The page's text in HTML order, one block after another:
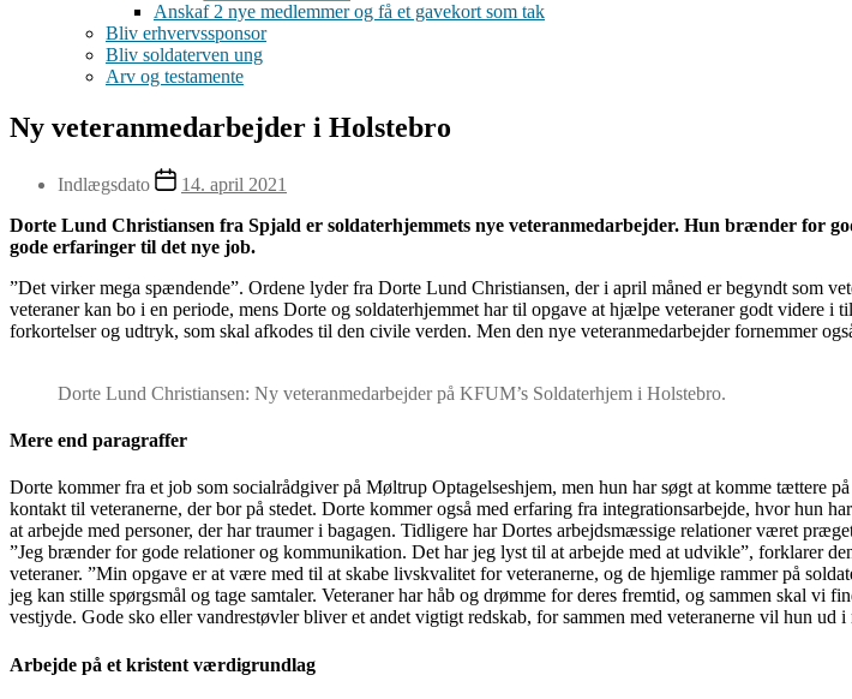
Anskaf 2 nye medlemmer og få et gavekort som tak
Bliv erhvervssponsor
Bliv soldaterven ung
Arv og testamente
Ny veteranmedarbejder i Holstebro
Indlægsdato
14. april 2021
Dorte Lund Christiansen fra Spjald er soldaterhjemmets nye veteranmedarbejder. Hun brænder for
gode erfaringer til det nye job.
”Det virker mega spændende”. Ordene lyder fra Dorte Lund Christiansen, der i april måned er begyndt som
veteraner kan bo i en periode, mens Dorte og soldaterhjemmet har til opgave at hjælpe veteraner godt videre
forkortelser og udtryk, som skal afkodes til den civile verden. Men den nye veteranmedarbejder fornemmer
Dorte Lund Christiansen: Ny veteranmedarbejder på KFUM’s Soldaterhjem i Holstebro.
Mere end paragraffer
Dorte kommer fra et job som socialrådgiver på Møltrup Optagelseshjem, men hun har søgt at komme tættere
kontakt til veteranerne, der bor på stedet. Dorte kommer også med erfaring fra integrationsarbejde, hvor hun
at arbejde med personer, der har traumer i bagagen. Tidligere har Dortes arbejdsmæssige relationer været
”Jeg brænder for gode relationer og kommunikation. Det har jeg lyst til at arbejde med at udvikle”, forklarer
veteraner. ”Min opgave er at være med til at skabe livskvalitet for veteranerne, og de hjemlige rammer på
jeg kan stille spørgsmål og tage samtaler. Veteraner har håb og drømme for deres fremtid, og sammen skal
vestjyde. Gode sko eller vandrestøvler bliver et andet vigtigt redskab, for sammen med veteranerne vil hun ud
Arbejde på et kristent værdigrundlag